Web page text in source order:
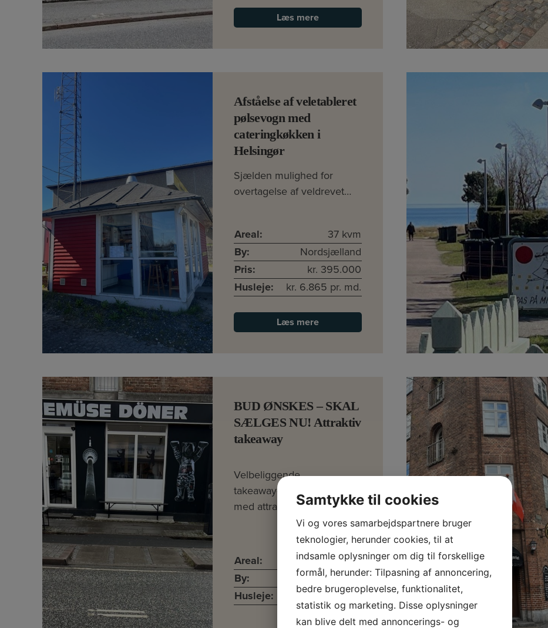
Læs mere
Afståelse af veletableret
pølsevogn med
cateringkøkken i
Helsingør
Sjælden mulighed for
overtagelse af veldrevet…
Areal:
37 kvm
By:
Nordsjælland
Pris:
kr. 395.000
Husleje:
kr. 6.865 pr. md.
Læs mere
BUD ØNSKES – SKAL
SÆLGES NU! Attraktiv
takeaway
Velbeliggende
takeaway-/restaurantlokale
med attraktiv placering på…
Areal:
124 kvm
By:
Storkøbenhavn
Husleje:
kr. 16.388 pr. md.
Samtykke til cookies
Vi og vores samarbejdspartnere bruger
teknologier, herunder cookies, til at
indsamle oplysninger om dig til forskellige
formål, herunder: Tilpasning af annoncering,
bedre brugeroplevelse, funktionalitet,
statistik og marketing. Disse oplysninger
kan blive delt med annoncerings- og